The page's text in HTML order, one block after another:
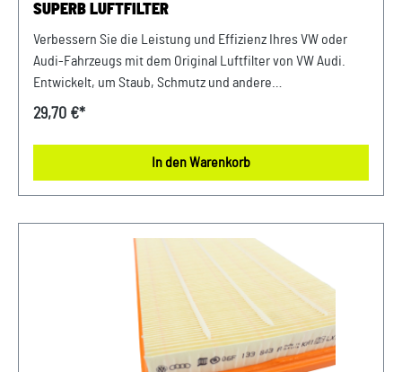
SUPERB LUFTFILTER
Verbessern Sie die Leistung und Effizienz Ihres VW oder
Audi-Fahrzeugs mit dem Original Luftfilter von VW Audi.
Entwickelt, um Staub, Schmutz und andere
Verunreinigungen fernzuhalten, sorgt dieser Luftfilter für
und hochwertigen Materialien gewährleistet er eine lange
Lebensdauer und zuverlässige Leistung. Halten Sie Ihren
Ersatzteile Verwendung: passend bei vielen Audi/VW/Škoda
Modellen Unser Service für Sie: Um Fehlkäufe zu vermeiden,
bieten wir Ihnen die Möglichkeit, uns vor Ihrer Bestellung
oder in der Kaufabwicklung die 17-stellige
Fahrgestellnummer(Bsp. VW: WVWZZZ... Audi: WAUZZZ...)
Ihres Fahrzeugs mitzuteilen. Wir prüfen vorab, ob der
29,70 €*
In den Warenkorb